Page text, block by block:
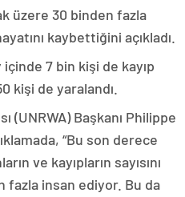
üzere 30 binden fazla
kaybettiğini açıkladı.
7 bin kişi de kayıp
kişi de yaralandı.
(UNRWA) Başkanı Philippe
“Bu son derece
ve kayıpların sayısını
fazla insan ediyor. Bu da